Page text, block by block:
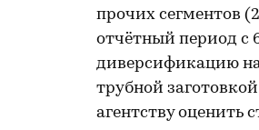
прочих сегментов
отчётный период с
диверсификацию на
трубной
агентству оценить